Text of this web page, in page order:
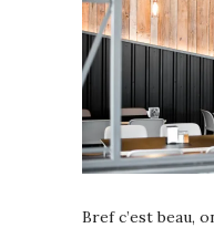
Bref c’est beau,